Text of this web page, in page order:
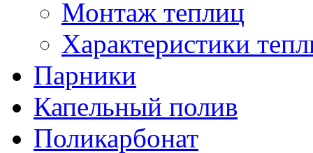
Монтаж теплиц
Характеристики
Парники
Капельный полив
Поликарбонат